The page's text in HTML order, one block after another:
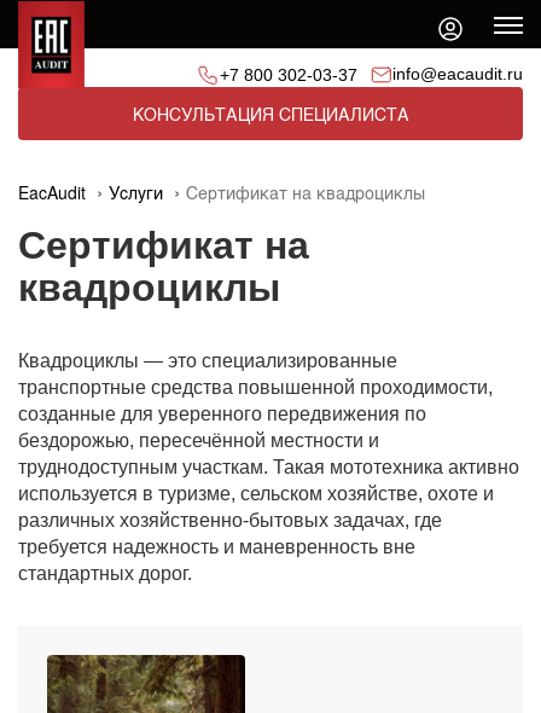
+7 800 302-03-37 info@eacaudit.ru
КОНСУЛЬТАЦИЯ СПЕЦИАЛИСТА
EacAudit Услуги Сертификат на квадроциклы
Сертификат на
квадроциклы
Квадроциклы — это специализированные
транспортные средства повышенной проходимости,
созданные для уверенного передвижения по
бездорожью, пересечённой местности и
труднодоступным участкам. Такая мототехника активно
используется в туризме, сельском хозяйстве, охоте и
различных хозяйственно-бытовых задачах, где
требуется надежность и маневренность вне
стандартных дорог.